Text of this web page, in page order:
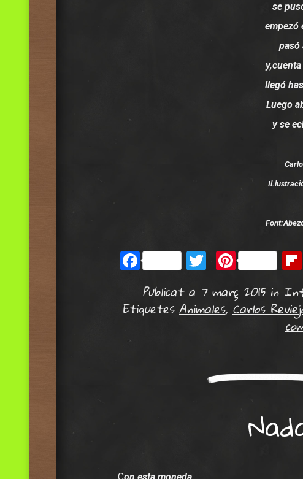
se
empezó
pasó
llegó
Luego
y se
FacebookTwitter
Publicat a 7 març 2015 in
Etiquetes Animales, Carlos